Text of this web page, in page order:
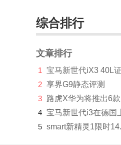
RUF(如虎
瑞驰汽车(35)
瑞风汽车
睿蓝汽车
锐马克(1)
综合排行
文章排行
1
宝马新世代iX3 40L
2 享界G9静态评测
3 路虎X华为将推出6
4 宝马新世代i3在德国
5 smart新精灵1限时